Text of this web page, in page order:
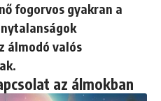
fogorvos gyakran a
álmodó valós
az álmokban